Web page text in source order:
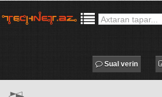
Sual verin